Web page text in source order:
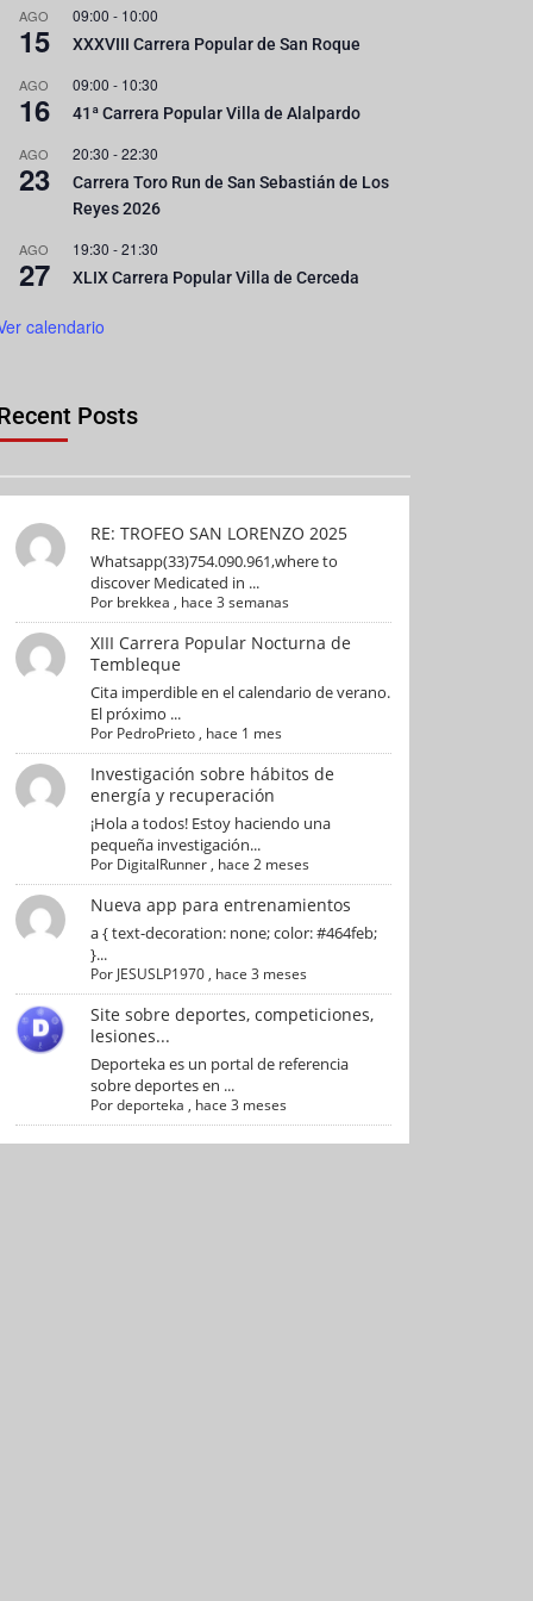
AGO
15
09:00 - 10:00
XXXVIII Carrera Popular de San Roque
AGO
16
09:00 - 10:30
41ª Carrera Popular Villa de Alalpardo
AGO
23
20:30 -22:30
Carrera Toro Run de San Sebastián de Los
Reyes 2026
AGO
27
19:30 -21:30
XLIX Carrera Popular Villa de Cerceda
calendario
Posts
RE: TROFEO SAN LORENZO 2025
Whatsapp(33)754.090.961,where to
discover Medicated in ...
Por brekkea , hace 3 semanas
XIII Carrera Popular Nocturna de
Tembleque
Cita imperdible en el calendario de verano.
El próximo ...
Por PedroPrieto , hace 1 mes
Investigación sobre hábitos de
energía y recuperación
¡Hola a todos! Estoy haciendo una
pequeña investigación...
Por DigitalRunner , hace 2 meses
Nueva app para entrenamientos
a { text-decoration: none; color: #464feb;
}...
Por JESUSLP1970 , hace 3 meses
Site sobre deportes, competiciones,
lesiones...
Deporteka es un portal de referencia
sobre deportes en ...
Pordeporteka , hace 3 meses